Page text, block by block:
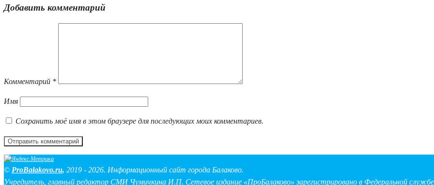
Добавить комментарий
Комментарий *
Имя
Сохранить моё имя в этом браузере для последующих моих комментариев.
© ProBalakovo.ru, 2019 - 2026. Информационный сайт города Балаково.
Учредитель, главный редактор СМИ Чумичкина И.П. Сетевое издание «ПроБалаково» зарегистрировано в Федеральной службе